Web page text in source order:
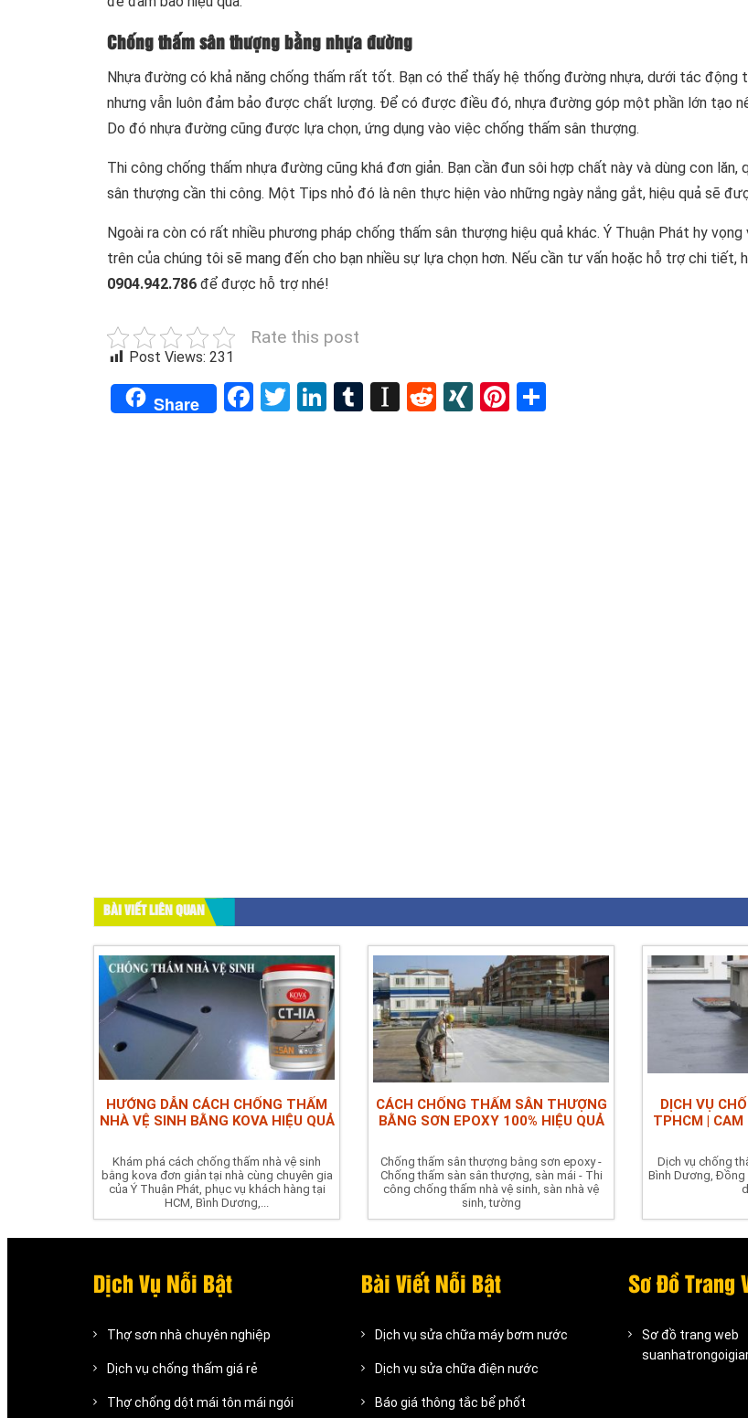
Chống thấm sân thượng bằng nhựa đường
Nhựa đường có khả năng chống thấm rất tốt. Bạn có thể thấy hệ thống đường nhựa, dưới tác
nhưng vẫn luôn đảm bảo được chất lượng. Để có được điều đó, nhựa đường góp một phần lớn tạo
Do đó nhựa đường cũng được lựa chọn, ứng dụng vào việc chống thấm sân thượng.
Thi công chống thấm nhựa đường cũng khá đơn giản. Bạn cần đun sôi hợp chất này và dùng con lăn,
sân thượng cần thi công. Một Tips nhỏ đó là nên thực hiện vào những ngày nắng gắt, hiệu quả sẽ
Ngoài ra còn có rất nhiều phương pháp chống thấm sân thượng hiệu quả khác. Ý Thuận Phát hy vọng
trên của chúng tôi sẽ mang đến cho bạn nhiều sự lựa chọn hơn. Nếu cần tư vấn hoặc hỗ trợ chi tiết,
0904.942.786 để được hỗ trợ nhé!
Rate this post
Post Views: 231
Share Facebook
TwitterLinkedIn
Tumblr
Instapaper
RedditXINGPinterest
BÀI VIẾT LIÊN QUAN
HƯỚNG DẪN CÁCH CHỐNG THẤM
NHÀ VỆ SINH BẰNG KOVA HIỆU QUẢ
Khám phá cách chống thấm nhà vệ sinh
bằng kova đơn giản tại nhà cùng chuyên gia
của Ý Thuận Phát, phục vụ khách hàng tại
HCM, Bình Dương,...
CÁCH CHỐNG THẤM SÂN THƯỢNG
BẰNG SƠN EPOXY 100% HIỆU QUẢ
Chống thấm sân thượng bằng sơn epoxy -
Chống thấm sàn sân thượng, sàn mái - Thi
công chống thấm nhà vệ sinh, sàn nhà vệ
sinh, tường
DỊCH VỤ
TPHCM |
Dịch vụ chống
Bình Dương, Đồng
Dịch Vụ Nỗi Bật
Thợ sơn nhà chuyên nghiệp
Dịch vụ chống thấm giá rẻ
Thợ chống dột mái tôn mái ngói
Bài Viết Nỗi Bật
Dịch vụ sửa chữa máy bơm nước
Dịch vụ sửa chữa điện nước
Báo giá thông tắc bể phốt
Sơ Đồ Trang
Sơ đồ trang web